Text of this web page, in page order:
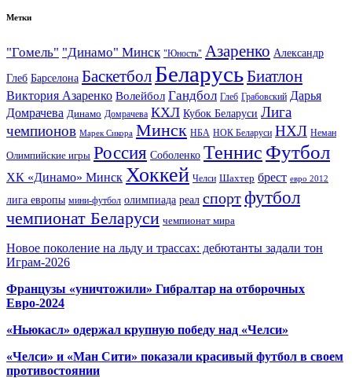
Метки
"Гомель" "Динамо" Минск "Юность" Азаренко Александр
Глеб Барселона Баскетбол БеларусьБиатлон
Виктория Азаренко Волейбол Гандбол Глеб Грабовский Дарья
Домрачева Динамо Домрачева КХЛ Кубок Беларуси Лига
чемпионов Марек Сикора Минск НБА НОК Беларуси НХЛ Неман
Олимпийские игры Россия Соболенко Теннис Футбол
ХК «Динамо» Минск Хоккей Челси Шахтер брест евро 2012
лига европы мини-футбол олимпиада реал спортфутбол
чемпионат Беларуси чемпионат мира
Новое поколение на льду и трассах: дебютанты задали тон
Играм-2026
Французы «уничтожили» Гибралтар на отборочных
Евро-2024
«Ньюкасл» одержал крупную победу над «Челси»
«Челси» и «Ман Сити» показали красивый футбол в своем
противостоянии